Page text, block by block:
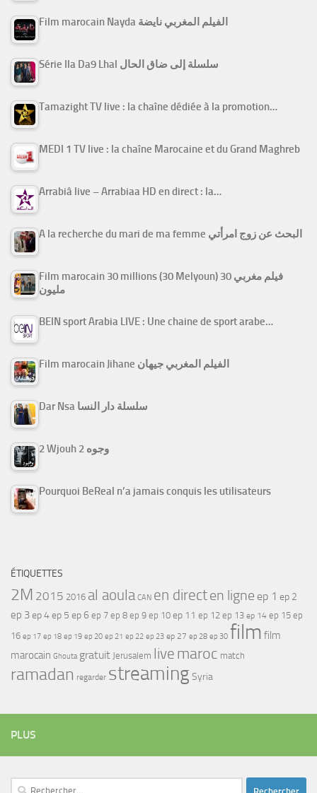
Film marocain Nayda الفيلم المغربي نايضة
Série Ila Da9 Lhal سلسلة إلى ضاق الحال
Tamazight TV live : la chaîne dédiée à la promotion…
MEDI 1 TV live : la chaîne Marocaine et du Grand Maghreb
Arrabiâ live – Arrabiaa HD en direct : la…
A la recherche du mari de ma femme البحث عن زوج امرأتي
Film marocain 30 millions (30 Melyoun) فيلم مغربي 30
مليون
BEIN sport Arabia LIVE : Une chaine de sport arabe…
Film marocain Jihane الفيلم المغربي جيهان
Dar Nsa سلسلة دار النسا
2 Wjouh 2 وجوه
Pourquoi BeReal n’a jamais conquis les utilisateurs
ÉTIQUETTES
2M 2015 2016 al aoula CAN en directen ligne ep 1 ep 2
ep 3ep 4ep 5 ep 6 ep 7 ep 8 ep 9 ep 10 ep 11 ep 12 ep 13 ep 14 ep 15 ep
16 ep 17 ep 18 ep 19 ep 20 ep 21 ep 22 ep 23 ep 27 ep 28 ep 30 film film
marocain Ghouta gratuit Jerusalem live maroc match
ramadan regarder streamingSyria
PLUS
Rechercher :